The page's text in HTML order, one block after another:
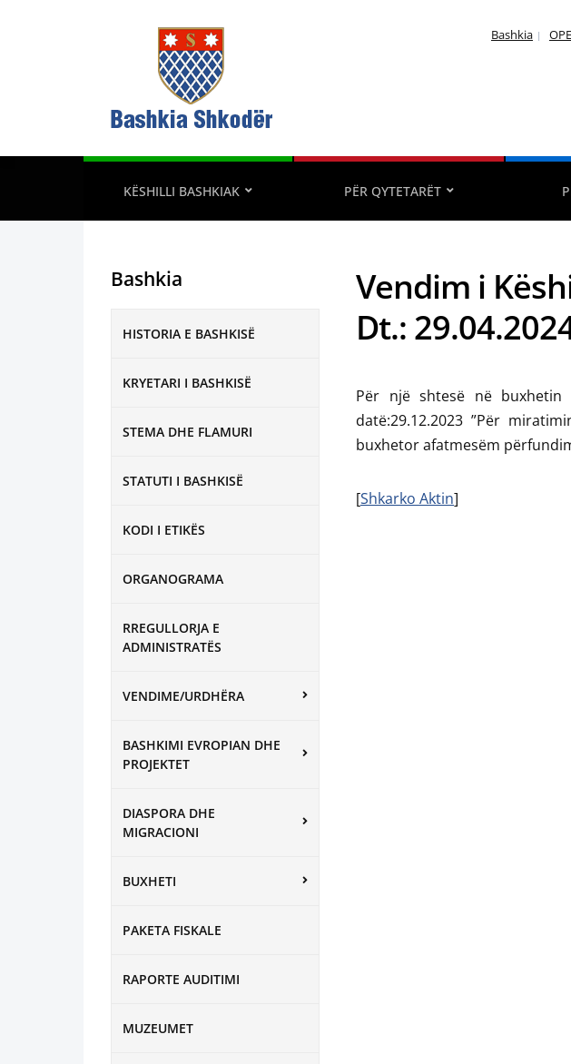
Bashkia
KËSHILLI BASHKIAK PËR QYTETARËT
Bashkia
HISTORIA E BASHKISË
KRYETARI I BASHKISË
STEMA DHE FLAMURI
STATUTI I BASHKISË
KODI I ETIKËS
ORGANOGRAMA
RREGULLORJA E
ADMINISTRATËS
VENDIME/URDHËRA
BASHKIMI EVROPIAN DHE
PROJEKTET
DIASPORA DHE
MIGRACIONI
BUXHETI
PAKETA FISKALE
RAPORTE AUDITIMI
MUZEUMET
Vendim i
Dt.:
Për një shtesë në
datë:29.12.2023 ”Për
buxhetor afatmesëm
[Shkarko Aktin]